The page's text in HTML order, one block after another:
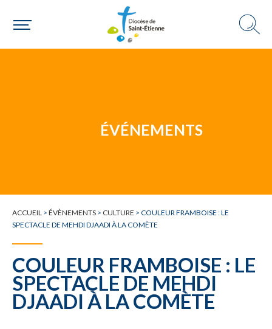
Une personne
Une commune
ÉVÉNEMENTS
ACCUEIL > ÉVÈNEMENTS > CULTURE > COULEUR FRAMBOISE : LE
SPECTACLE DE MEHDI DJAADI À LA COMÈTE
COULEUR FRAMBOISE : LE
SPECTACLE DE MEHDI
DJAADI À LA COMÈTE